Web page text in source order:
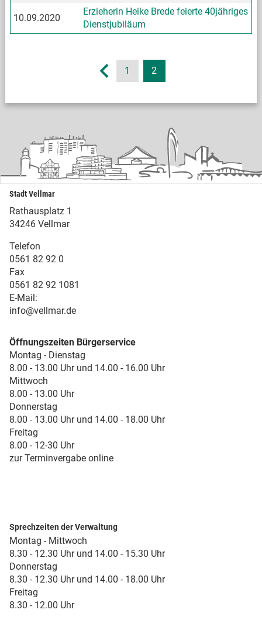
10.09.2020
Erzieherin Heike Brede feierte 40jähriges
Dienstjubiläum
1 2
Stadt Vellmar
Rathausplatz 1
34246 Vellmar
Telefon
0561 82 92 0
Fax
0561 82 92 1081
E-Mail:
info@vellmar.de
Öffnungszeiten Bürgerservice
Montag - Dienstag
8.00 - 13.00 Uhr und 14.00 - 16.00 Uhr
Mittwoch
8.00 - 13.00 Uhr
Donnerstag
8.00 - 13.00 Uhr und 14.00 - 18.00 Uhr
Freitag
8.00 - 12-30 Uhr
zur Terminvergabe online
Sprechzeiten der Verwaltung
Montag - Mittwoch
8.30 - 12.30 Uhr und 14.00 - 15.30 Uhr
Donnerstag
8.30 - 12.30 Uhr und 14.00 - 18.00 Uhr
Freitag
8.30 - 12.00 Uhr